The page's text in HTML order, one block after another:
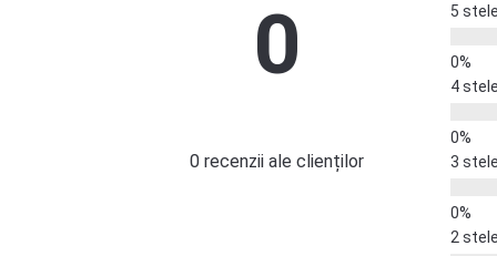
0
0 recenzii ale clienților
5
4
3
2